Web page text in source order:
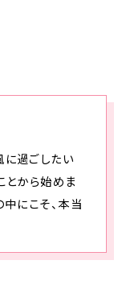
に過ごしたい
とから始めま
にこそ、本当